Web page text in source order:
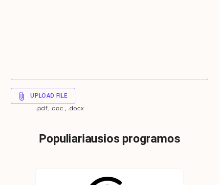
UPLOAD FILE
.pdf, .doc , .docx
Populiariausios programos